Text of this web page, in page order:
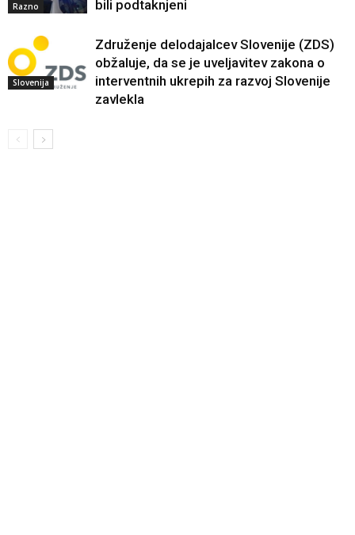
Razno bili podtaknjeni
Slovenija
Združenje delodajalcev Slovenije (ZDS)
obžaluje, da se je uveljavitev zakona o
interventnih ukrepih za razvoj Slovenije
zavlekla